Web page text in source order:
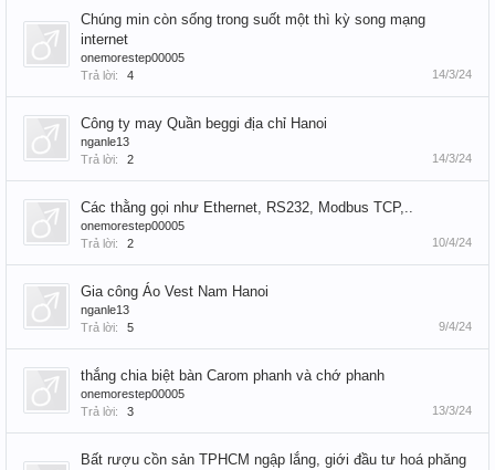
Chúng min còn sống trong suốt một thì kỳ song mạng
internet
onemorestep00005
Trả lời:
4 14/3/24
Công ty may Quần beggi địa chỉ Hanoi
nganle13
Trả lời:
2 14/3/24
Các thằng gọi như Ethernet, RS232, Modbus TCP,..
onemorestep00005
Trả lời:
2 10/4/24
Gia công Áo Vest Nam Hanoi
nganle13
Trả lời:
5 9/4/24
thắng chia biệt bàn Carom phanh và chớ phanh
onemorestep00005
Trả lời:
3 13/3/24
Bất rượu cồn sản TPHCM ngập lắng, giới đầu tư hoá phăng